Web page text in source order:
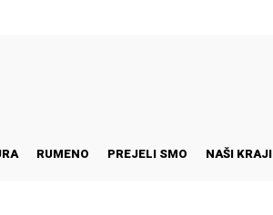
RUMENO PREJELI SMO NAŠI KRAJI